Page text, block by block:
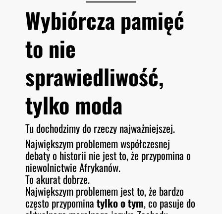
Wybiórcza pamięć
to nie
sprawiedliwość,
tylko moda
Tu dochodzimy do rzeczy najważniejszej.
Największym problemem współczesnej
debaty o historii nie jest to, że przypomina o
niewolnictwie Afrykanów.
To akurat dobrze.
Największym problemem jest to, że bardzo
często przypominatylko o tym, co pasuje do